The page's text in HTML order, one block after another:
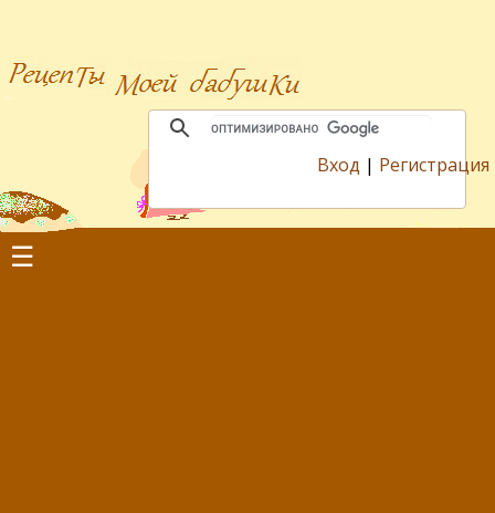
Вход | Регистрация
☰